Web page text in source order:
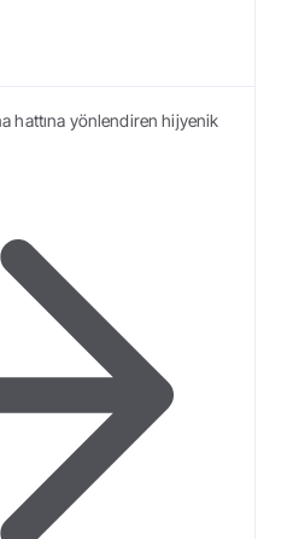
hattına yönlendiren hijyenik